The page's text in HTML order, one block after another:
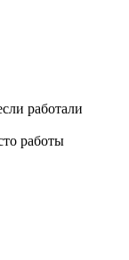
работали
работы